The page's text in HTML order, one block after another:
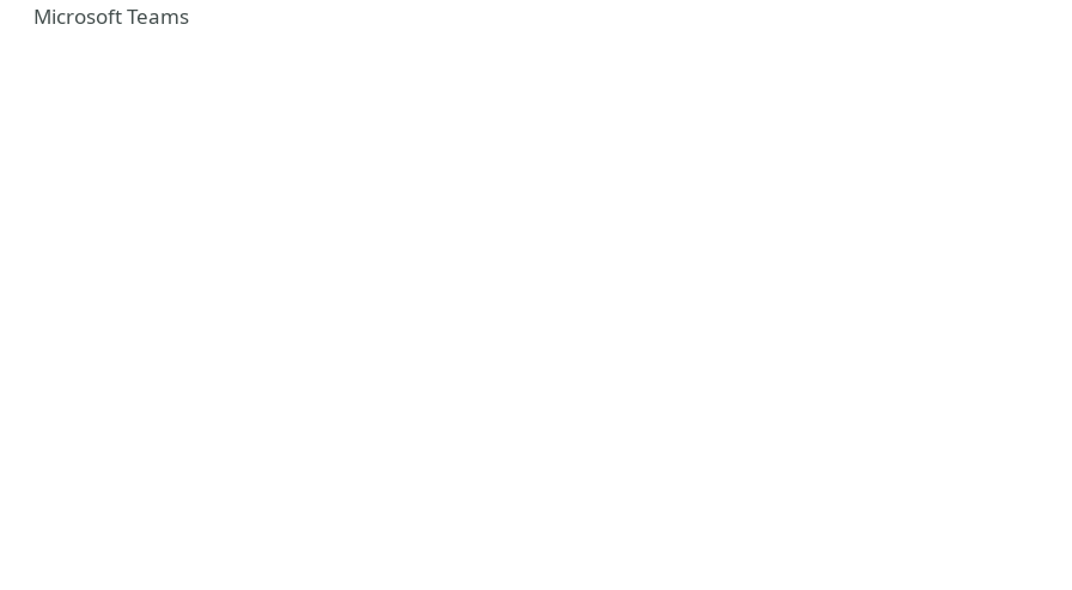
Microsoft Teams